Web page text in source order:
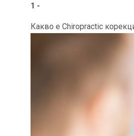
1 -
Какво е Chiropractic